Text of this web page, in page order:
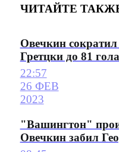
ЧИТАЙТЕ
Овечкин сократил
Гретцки до 81 гола
22:57
26 ФЕВ
2023
"Вашингтон"
Овечкин забил